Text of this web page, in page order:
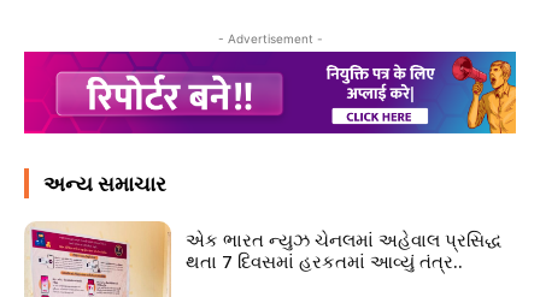
- Advertisement -
અન્ય સમાચાર
એક ભારત ન્યુઝ ચેનલમાં અહેવાલ પ્રસિદ્ધ
થતા 7 દિવસમાં હરકતમાં આવ્યું તંત્ર..